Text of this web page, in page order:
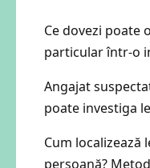
Ce dovezi poate
particular într-o
Angajat
poate investiga
Cum localizează
persoană?